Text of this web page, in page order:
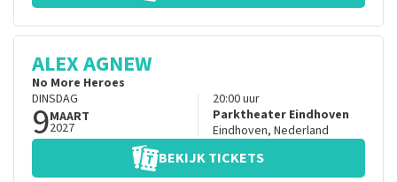
ALEX AGNEW
No More Heroes
DINSDAG
9MAART
2027
20:00uur
Parktheater Eindhoven
Eindhoven, Nederland
BEKIJK TICKETS